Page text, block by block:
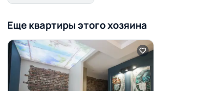
Еще квартиры этого хозяина